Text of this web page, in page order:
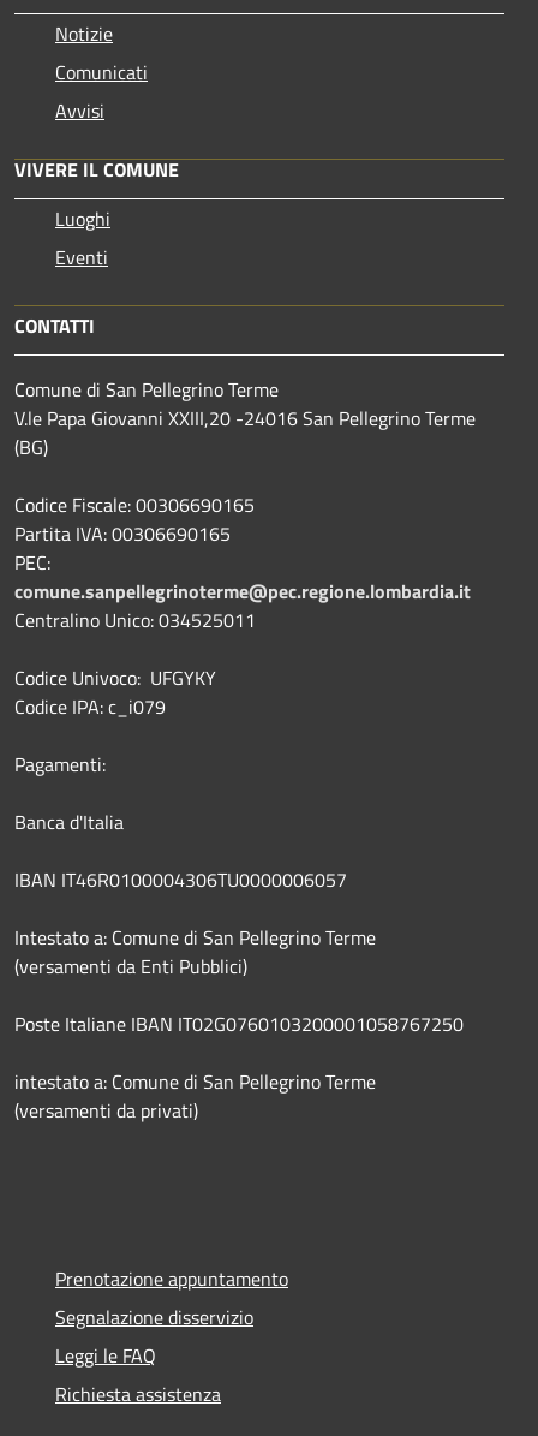
Notizie
Comunicati
Avvisi
VIVERE IL COMUNE
Luoghi
Eventi
CONTATTI
Comune di San Pellegrino Terme
V.le Papa Giovanni XXIII,20 -24016 San Pellegrino Terme
(BG)
Codice Fiscale: 00306690165
Partita IVA: 00306690165
PEC:
comune.sanpellegrinoterme@pec.regione.lombardia.it
Centralino Unico: 034525011
Codice Univoco: UFGYKY
Codice IPA: c_i079
Pagamenti:
Banca d'Italia
IBAN IT46R0100004306TU0000006057
Intestato a: Comune di San Pellegrino Terme
(versamenti da Enti Pubblici)
Poste Italiane IBAN IT02G0760103200001058767250
intestato a: Comune di San Pellegrino Terme
(versamenti da privati)
Prenotazione appuntamento
Segnalazione disservizio
Leggi le FAQ
Richiesta assistenza